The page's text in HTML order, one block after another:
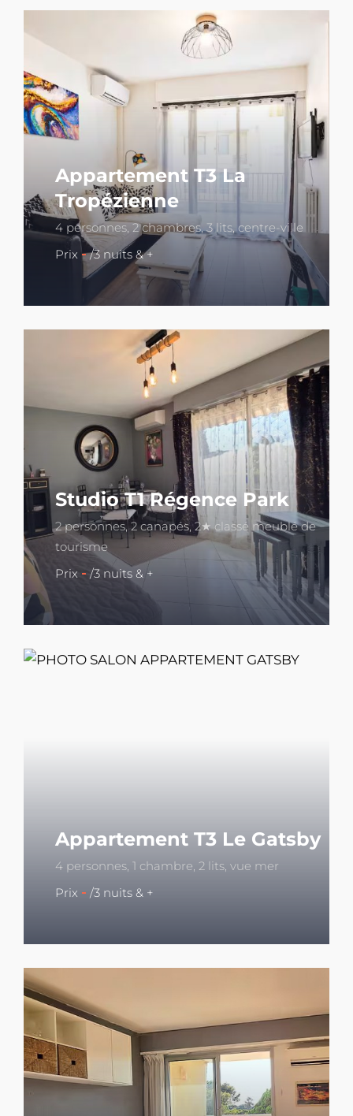
Appartement T3 La
Tropézienne
4 personnes, 2 chambres, 3 lits, centre-ville
Prix - /3 nuits & +
Studio T1 Régence Park
2 personnes, 2 canapés, 2★ classé meublé de
tourisme
Prix - /3 nuits & +
Appartement T3 Le Gatsby
4 personnes, 1 chambre, 2 lits, vue mer
Prix - /3 nuits & +